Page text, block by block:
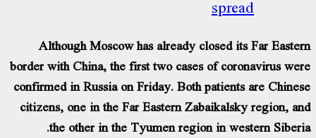
Although Moscow has already closed
border with China, the first two cases of
confirmed in Russia on Friday. Both
citizens, one in the Far Eastern
the other in the Tyumen region in